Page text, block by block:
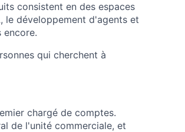
consistent en des espaces
le développement d'agents et
encore.
qui cherchent à
chargé de comptes.
de l'unité commerciale, et